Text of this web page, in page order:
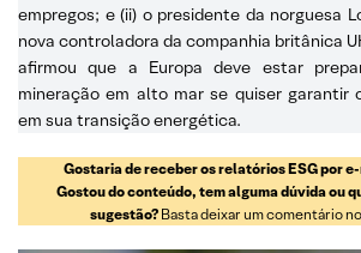
empregos; e (ii) o presidente da norguesa
nova controladora da companhia britânica
afirmou que a Europa deve estar
mineração em alto mar se quiser garantir
em sua transição energética.
Gostaria de receber os relatórios ESG por
Gostou do conteúdo, tem alguma dúvida ou
sugestão?Basta deixar um comentário